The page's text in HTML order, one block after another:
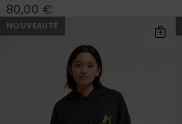
80,00 €
NOUVEAUTÉ